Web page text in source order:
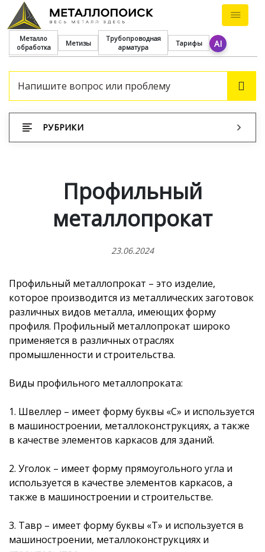
Металло
обработка
Метизы
Трубопроводная
арматура
Тарифы AI
РУБРИКИ
Профильный
металлопрокат
23.06.2024
Профильный металлопрокат – это изделие,
которое производится из металлических заготовок
различных видов металла, имеющих форму
профиля. Профильный металлопрокат широко
применяется в различных отраслях
промышленности и строительства.
Виды профильного металлопроката:
1. Швеллер – имеет форму буквы «С» и используется
в машиностроении, металлоконструкциях, а также
в качестве элементов каркасов для зданий.
2. Уголок – имеет форму прямоугольного угла и
используется в качестве элементов каркасов, а
также в машиностроении и строительстве.
3. Тавр – имеет форму буквы «Т» и используется в
машиностроении, металлоконструкциях и